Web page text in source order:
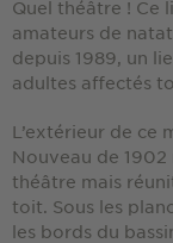
Quel théâtre ! Ce
amateurs de
depuis 1989, un
adultes affectés
L’extérieur de ce
Nouveau de 1902
théâtre mais
toit. Sous les
les bords du